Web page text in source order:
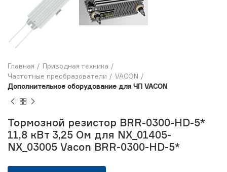
Главная
Приводная техника
Частотные преобразователи
VACON
Дополнительное оборудование для ЧП VACON
Тормозной резистор BRR-0300-HD-5*
11,8 кВт 3,25 Ом для NX_01405-
NX_03005 Vacon BRR-0300-HD-5*